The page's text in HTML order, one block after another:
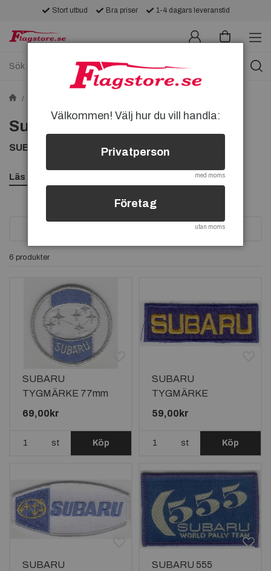
Stort utbud Bra priser 1-4 dagars leveranstid
Subaru-tygmärken
SUBARU TYGMÄRKEN, KÖP SUBARU TYGMÄRKE
Läs mer
6 produkter
SUBARU
TYGMÄRKE 77mm
69,00kr
st Köp
SUBARU
TYGMÄRKE
103x38mm
59,00kr
st Köp
SUBARU
SUBARU 555
Välkommen! Välj hur du vill handla:
Privatperson
med moms
Företag
utan moms